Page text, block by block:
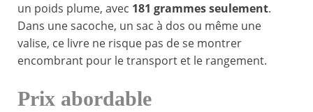
un poids plume, avec 181 grammes seulement.
Dans une sacoche, un sac à dos ou même une
valise, ce livre ne risque pas de se montrer
encombrant pour le transport et le rangement.
Prix abordable